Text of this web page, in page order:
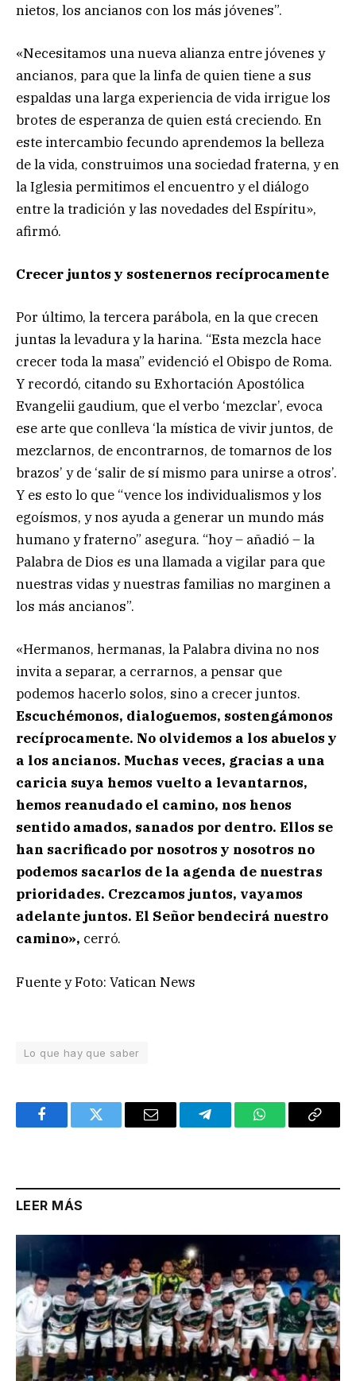
nietos, los ancianos con los más jóvenes”.
«Necesitamos una nueva alianza entre jóvenes y
ancianos, para que la linfa de quien tiene a sus
espaldas una larga experiencia de vida irrigue los
brotes de esperanza de quien está creciendo. En
este intercambio fecundo aprendemos la belleza
de la vida, construimos una sociedad fraterna, y en
la Iglesia permitimos el encuentro y el diálogo
entre la tradición y las novedades del Espíritu»,
afirmó.
Crecer juntos y sostenernos recíprocamente
Por último, la tercera parábola, en la que crecen
juntas la levadura y la harina. “Esta mezcla hace
crecer toda la masa” evidenció el Obispo de Roma.
Y recordó, citando su Exhortación Apostólica
Evangelii gaudium, que el verbo ‘mezclar’, evoca
ese arte que conlleva ‘la mística de vivir juntos, de
mezclarnos, de encontrarnos, de tomarnos de los
brazos’ y de ‘salir de sí mismo para unirse a otros’.
Y es esto lo que “vence los individualismos y los
egoísmos, y nos ayuda a generar un mundo más
humano y fraterno” asegura. “hoy – añadió – la
Palabra de Dios es una llamada a vigilar para que
nuestras vidas y nuestras familias no marginen a
los más ancianos”.
«Hermanos, hermanas, la Palabra divina no nos
invita a separar, a cerrarnos, a pensar que
podemos hacerlo solos, sino a crecer juntos.
Escuchémonos, dialoguemos, sostengámonos
recíprocamente. No olvidemos a los abuelos y
a los ancianos. Muchas veces, gracias a una
caricia suya hemos vuelto a levantarnos,
hemos reanudado el camino, nos henos
sentido amados, sanados por dentro. Ellos se
han sacrificado por nosotros y nosotros no
podemos sacarlos de la agenda de nuestras
prioridades. Crezcamos juntos, vayamos
adelante juntos. El Señor bendecirá nuestro
camino», cerró.
Fuente y Foto: Vatican News
Lo que hay que saber
FacebookTwitter Email TelegramWhatsAppCopy
LEER MÁS